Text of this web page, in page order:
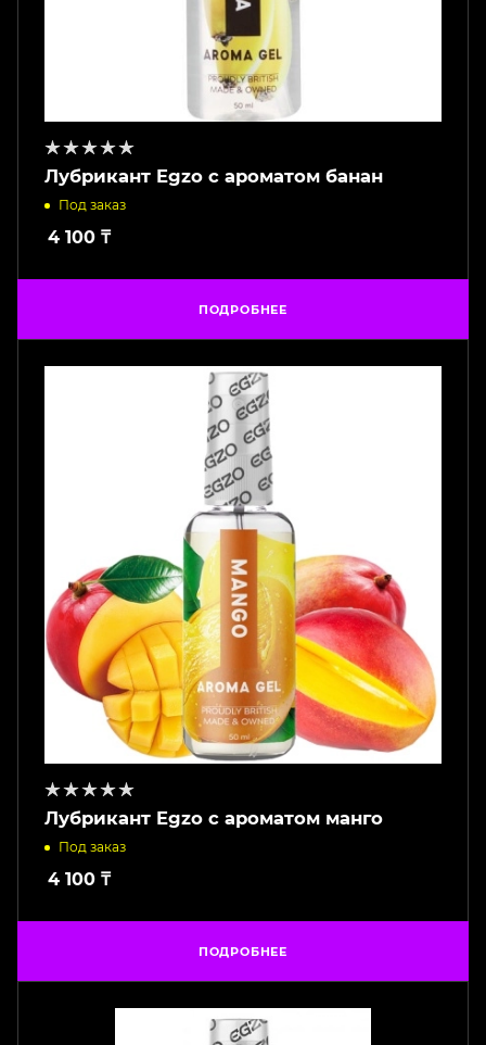
Лубрикант Egzo с ароматом банан
Под заказ
4 100 ₸
ПОДРОБНЕЕ
Лубрикант Egzo с ароматом манго
Под заказ
4 100 ₸
ПОДРОБНЕЕ